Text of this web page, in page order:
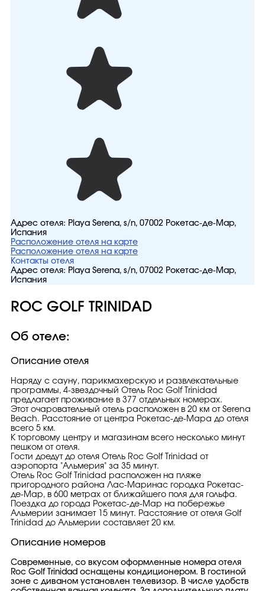
Адрес отеля: Playa Serena, s/n, 07002 Рокетас-де-Мар,
Испания
Расположение отеля на карте
Расположение отеля на карте
Контакты отеля
Адрес отеля: Playa Serena, s/n, 07002 Рокетас-де-Мар,
Испания
ROC GOLF TRINIDAD
Об отеле:
Описание отеля
Наряду с сауну, парикмахерскую и развлекательные
программы, 4-звездочный Отель Roc Golf Trinidad
предлагает проживание в 377 отдельных номерах.
Этот очаровательный отель расположен в 20 км от Serena
Beach. Расстояние от центра Рокетас-де-Мара до отеля
всего 5 км.
К торговому центру и магазинам всего несколько минут
пешком от отеля.
Гости доедут до отеля Отель Roc Golf Trinidad от
аэропорта "Альмерия" за 35 минут.
Отель Roc Golf Trinidad расположен на пляже
пригородного района Лас-Маринас городка Рокетас-
де-Мар, в 600 метрах от ближайшего поля для гольфа.
Поездка до города Рокетас-де-Мар на побережье
Альмерии занимает 15 минут. Расстояние от отеля Golf
Trinidad до Альмерии составляет 20 км.
Описание номеров
Современные, со вкусом оформленные номера отеля
Roc Golf Trinidad оснащены кондиционером. В гостиной
зоне с диваном установлен телевизор. В числе удобств